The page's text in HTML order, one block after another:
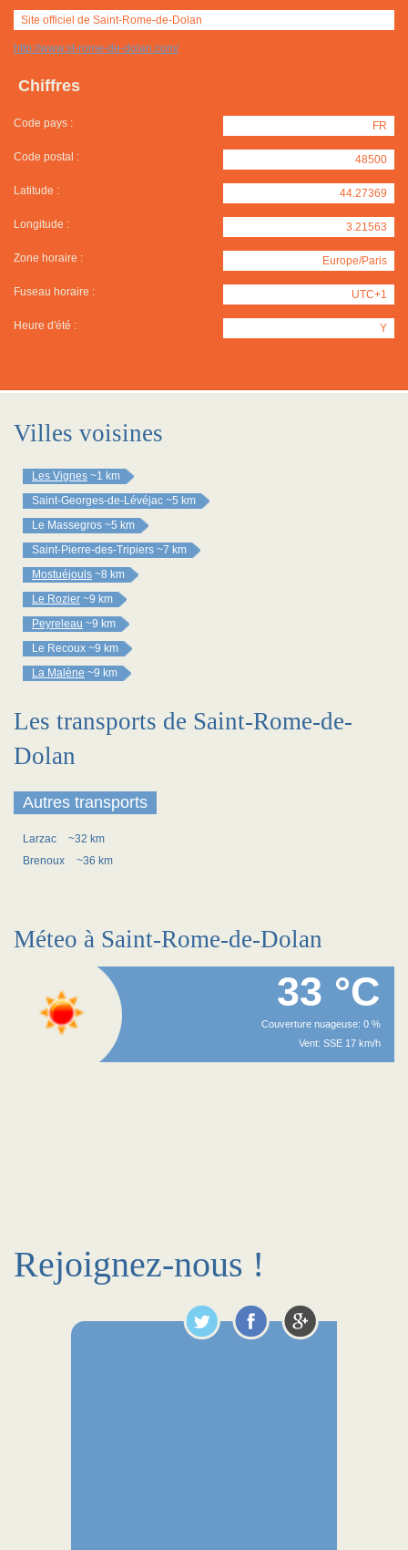
Site officiel de Saint-Rome-de-Dolan
http://www.st-rome-de-dolan.com/
Chiffres
Code pays : FR
Code postal : 48500
Latitude : 44.27369
Longitude : 3.21563
Zone horaire : Europe/Paris
Fuseau horaire : UTC+1
Heure d'été : Y
Villes voisines
Les Vignes ~1 km
Saint-Georges-de-Lévéjac ~5 km
Le Massegros ~5 km
Saint-Pierre-des-Tripiers ~7 km
Mostuéjouls ~8 km
Le Rozier ~9 km
Peyreleau ~9 km
Le Recoux ~9 km
La Malène ~9 km
Les transports de Saint-Rome-de-
Dolan
Autres transports
Larzac
~32 km
Brenoux
~36 km
Méteo à Saint-Rome-de-Dolan
33 °C
Couverture nuageuse: 0 %
Vent: SSE 17 km/h
Rejoignez-nous !